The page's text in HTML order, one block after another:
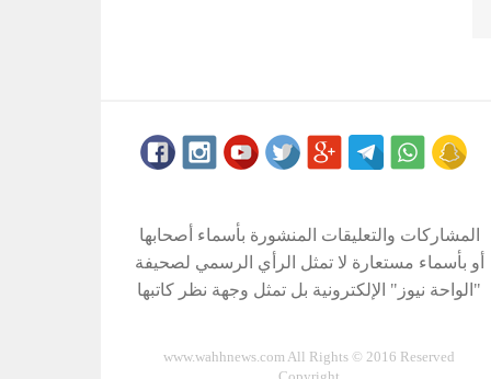
المشاركات والتعليقات المنشورة بأسماء أصحابها
أو بأسماء مستعارة لا تمثل الرأي الرسمي لصحيفة
"الواحة نيوز" الإلكترونية بل تمثل وجهة نظر كاتبها
www.wahhnews.com All Rights © 2016 Reserved